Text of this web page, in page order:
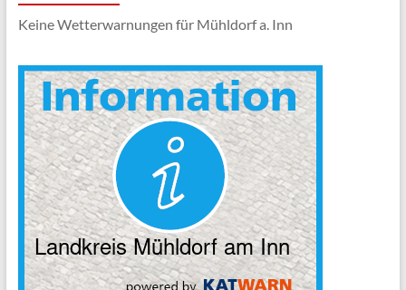
Keine Wetterwarnungen für Mühldorf a. Inn